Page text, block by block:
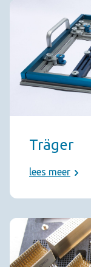
Träger
lees meer